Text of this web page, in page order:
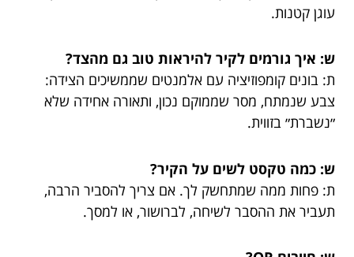
עוגן קטנות.
ש: איך גורמים לקיר להיראות טוב גם מהצד?
ת: בונים קומפוזיציה עם אלמנטים שממשיכים הצידה:
צבע שנמתח, מסר שממוקם נכון, ותאורה אחידה שלא
״נשברת״ בזווית.
ש: כמה טקסט לשים על הקיר?
ת: פחות ממה שמתחשק לך. אם צריך להסביר הרבה,
תעביר את ההסבר לשיחה, לברושור, או למסך.